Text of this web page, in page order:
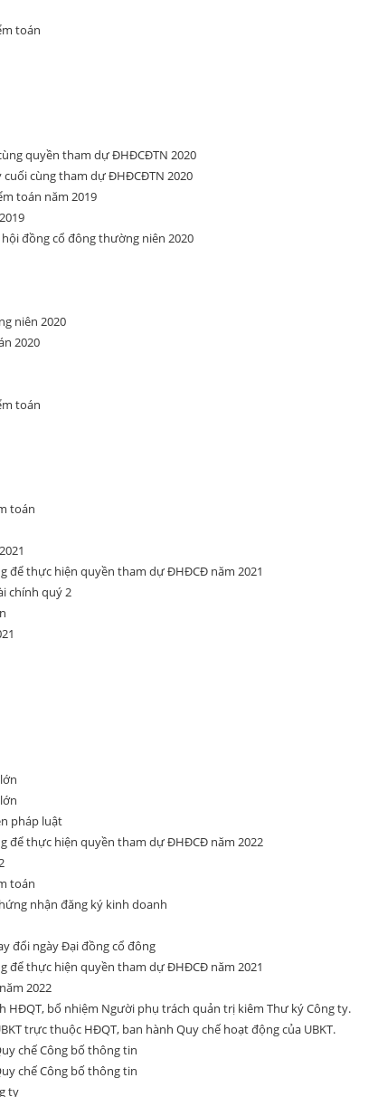
toán
quyền tham dự ĐHĐCĐTN 2020
cuối cùng tham dự ĐHĐCĐTN 2020
toán năm 2019
đồng cổ đông thường niên 2020
niên 2020
2020
toán
toán
để thực hiện quyền tham dự ĐHĐCĐ năm 2021
chính quý 2
pháp luật
để thực hiện quyền tham dự ĐHĐCĐ năm 2022
toán
nhận đăng ký kinh doanh
đổi ngày Đại đồng cổ đông
để thực hiện quyền tham dự ĐHĐCĐ năm 2021
2022
HĐQT, bổ nhiệm Người phụ trách quản trị kiêm Thư ký Công ty.
trực thuộc HĐQT, ban hành Quy chế hoạt động của UBKT.
chế Công bố thông tin
chế Công bố thông tin
ty